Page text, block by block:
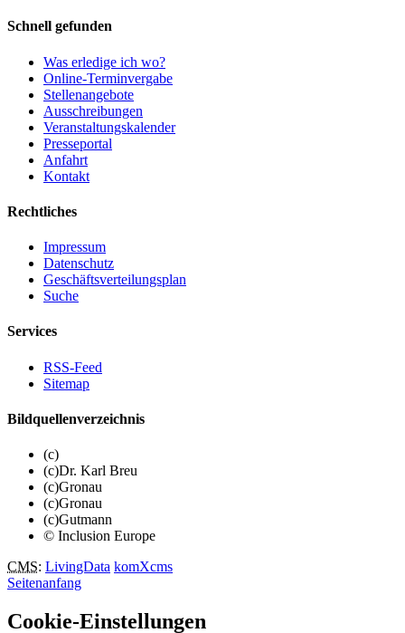
Schnell gefunden
Was erledige ich wo?
Online-Terminvergabe
Stellenangebote
Ausschreibungen
Veranstaltungskalender
Presseportal
Anfahrt
Kontakt
Rechtliches
Impressum
Datenschutz
Geschäftsverteilungsplan
Suche
Services
RSS-Feed
Sitemap
Bildquellenverzeichnis
(c)
(c)Dr. Karl Breu
(c)Gronau
(c)Gronau
(c)Gutmann
© Inclusion Europe
CMS: LivingData komXcms
Seitenanfang
Cookie-Einstellungen